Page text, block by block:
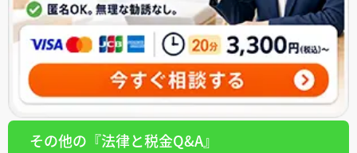
その他の『法律と税金Q&A』